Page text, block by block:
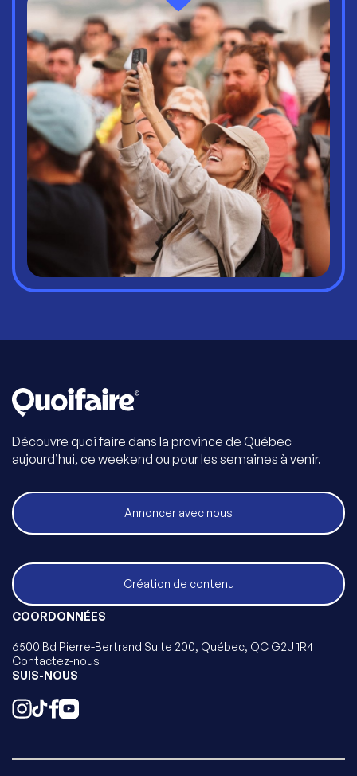
Découvre quoi faire dans la province de Québec
aujourd’hui, ce weekend ou pour les semaines à venir.
Annoncer avec nous
Création de contenu
COORDONNÉES
6500 Bd Pierre-Bertrand Suite 200, Québec, QC G2J 1R4
Contactez-nous
SUIS-NOUS